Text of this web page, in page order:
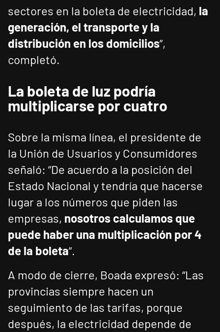
sectores en la boleta de electricidad, la
generación, el transporte y la
distribución en los domicilios”,
completó.
La boleta de luz podría
multiplicarse por cuatro
Sobre la misma línea, el presidente de
la Unión de Usuarios y Consumidores
señaló: “De acuerdo a la posición del
Estado Nacional y tendría que hacerse
lugar a los números que piden las
empresas, nosotros calculamos que
puede haber una multiplicación por 4
de la boleta”.
A modo de cierre, Boada expresó: “Las
provincias siempre hacen un
seguimiento de las tarifas, porque
después, la electricidad depende de